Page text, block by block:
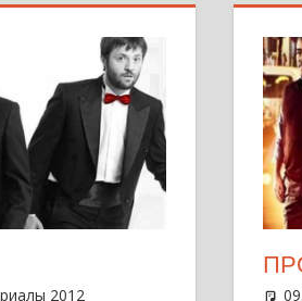
2012 Оставить